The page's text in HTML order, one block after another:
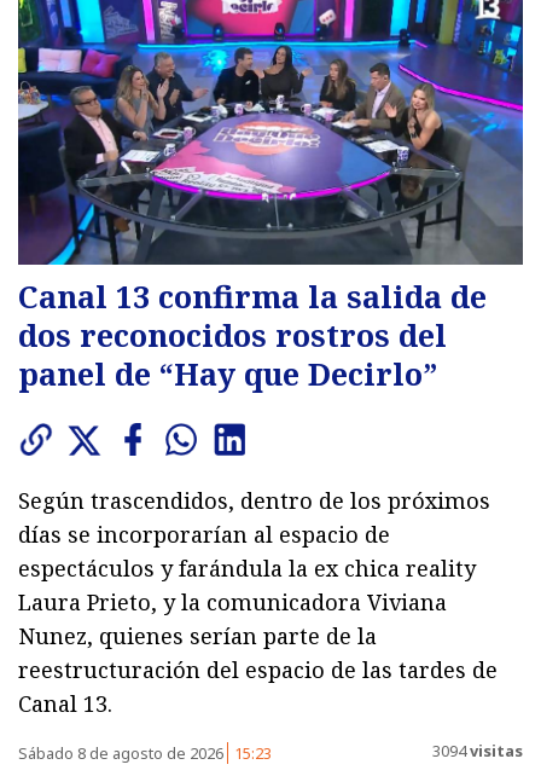
Canal 13 confirma la salida de
dos reconocidos rostros del
panel de “Hay que Decirlo”
Según trascendidos, dentro de los próximos
días se incorporarían al espacio de
espectáculos y farándula la ex chica reality
Laura Prieto, y la comunicadora Viviana
Nunez, quienes serían parte de la
reestructuración del espacio de las tardes de
Canal 13.
Sábado 8 de agosto de 2026 15:23 3094visitas